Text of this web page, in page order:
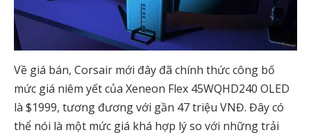
Về giá bán, Corsair mới đây đã chính thức công bố
mức giá niêm yết của Xeneon Flex 45WQHD240 OLED
là $1999, tương đương với gần 47 triệu VNĐ. Đây có
thể nói là một mức giá khá hợp lý so với những trải